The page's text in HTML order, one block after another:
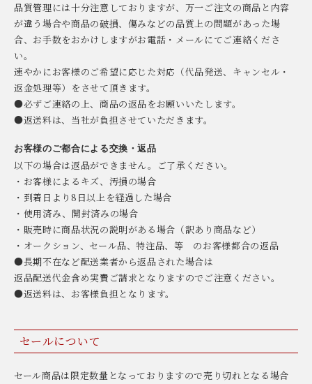
品質管理には十分注意しておりますが、万一ご注文の商品と内容
が違う場合や商品の破損、傷みなどの品質上の問題があった場
合、お手数をおかけしますがお電話・メールにてご連絡くださ
い。
速やかにお客様のご希望に応じた対応（代品発送、キャンセル・
返金処理等）をさせて頂きます。
●必ずご連絡の上、商品の返品をお願いいたします。
●返送料は、当社が負担させていただきます。
お客様のご都合による交換・返品
以下の場合は返品ができません。ご了承ください。
・お客様によるキズ、汚損の場合
・到着日より8日以上を経過した場合
・使用済み、開封済みの場合
・販売時に商品状況の説明がある場合（訳あり商品など）
・オークション、セール品、特注品、等 のお客様都合の返品
●長期不在など配送業者から返品された場合は
返品配送代金含め実費ご請求となりますのでご注意ください。
●返送料は、お客様負担となります。
セールについて
セール商品は限定数量となっておりますので売り切れとなる場合